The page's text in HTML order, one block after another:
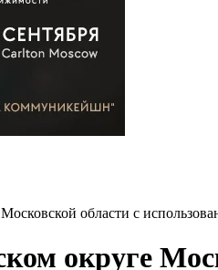
области с
округе